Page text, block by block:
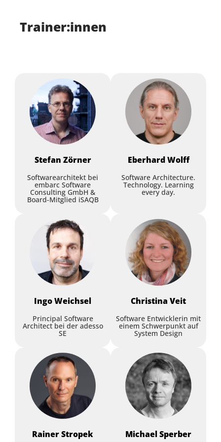
Henning Schwentner
Workplace Solutions
Workshop
Event-Driven Architecture
in Java - ein
praxisorientierter Deep
Lutz Hühnken, Selbstständiger
Workshop
Clean Code in alten und
neuen Umgebungen
Golden Paths – Developer
Experience gestalten
Dr. Axel Koldewey ,
adesso SE
Ingo Weichsel,adesso SE
Andreas Voigt,adesso SE
Workshop
Architekt:in mit Wirkung –
Rollenverständnis jenseits
Eberhard Wolff
Modulare
Trainer:innen
Stefan Zörner
Softwarearchitekt bei
embarc Software
Consulting GmbH &
Board-Mitglied iSAQB
Eberhard Wolff
Software Architecture.
Technology. Learning
every day.
IngoWeichsel
Principal Software
Architect bei der adesso
SE
Christina Veit
Software Entwicklerin mit
einem Schwerpunkt auf
System Design
RainerStropek MichaelSperber